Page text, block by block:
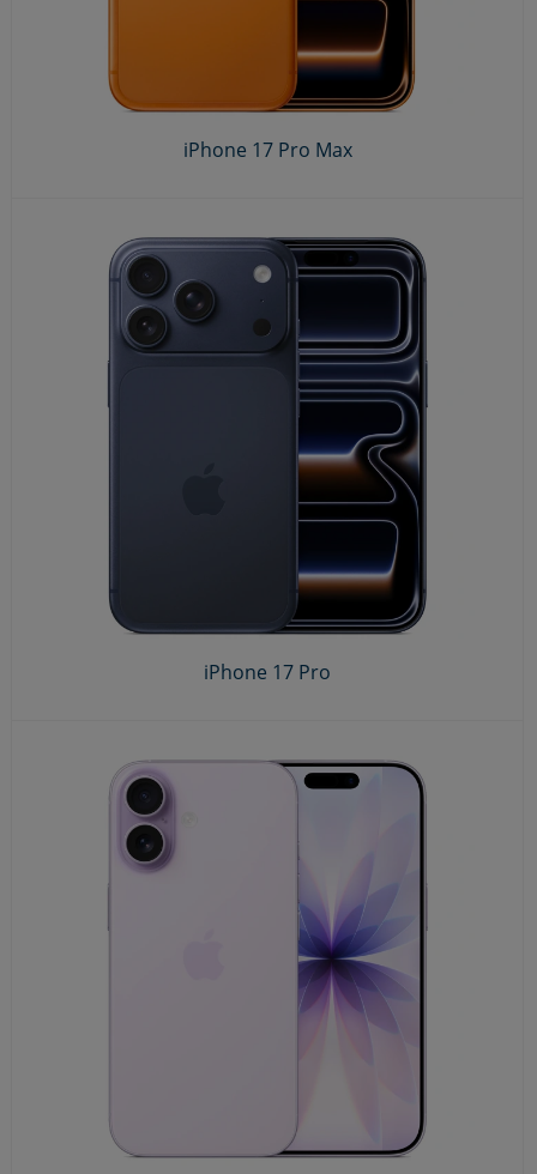
iPhone 17 Pro Max
iPhone 17 Pro